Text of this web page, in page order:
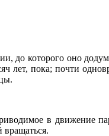
до которого оно
лет, пока; почти
в движение
вращаться.